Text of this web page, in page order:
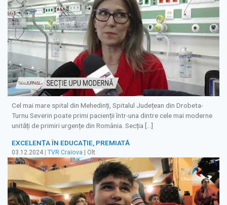
Cel mai mare spital din Mehedinți, Spitalul Județean din Drobeta-
Turnu Severin poate primi pacienții într-una dintre cele mai moderne
unități de primiri urgențe din România. Secția […]
EXCELENȚA ÎN EDUCAȚIE, PREMIATĂ
03.12.2024 TVR Craiova | Olt